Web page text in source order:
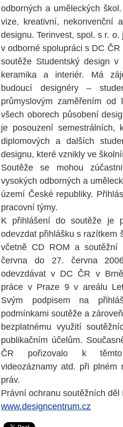
odborných a uměleckých
vize, kreativní, nekonvenční
designu. Terinvest, spol. s r.
v odborné spolupráci s DC
soutěže Studentský design v
keramika a interiér. Má
budoucí designéry –
průmyslovým zaměřením
všech oborech působení
je posouzení semestrálních,
diplomových a dalších
designu, které vznikly ve
Soutěže se mohou
vysokých odborných a
území České republiky.
pracovní týmy.
K přihlášení do soutěže je
odevzdat přihlášku s razítkem
včetně CD ROM a
června do 27. června
odevzdávat v DC ČR v
práce v Praze 9 v areálu
Svým podpisem na
podmínkami soutěže a
bezplatnému využití
publikačním účelům.
ČR pořizovalo k těmto
videozáznamy atd. při plném
práv.
Právní ochranu soutěžních
www.designcentrum.cz